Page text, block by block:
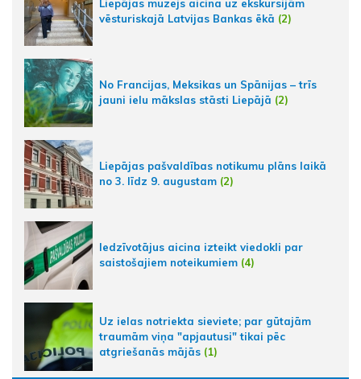
Liepājas muzejs aicina uz ekskursijām
vēsturiskajā Latvijas Bankas ēkā (2)
No Francijas, Meksikas un Spānijas – trīs
jauni ielu mākslas stāsti Liepājā (2)
Liepājas pašvaldības notikumu plāns laikā
no 3. līdz 9. augustam (2)
Iedzīvotājus aicina izteikt viedokli par
saistošajiem noteikumiem (4)
Uz ielas notriekta sieviete; par gūtajām
traumām viņa "apjautusi" tikai pēc
atgriešanās mājās (1)